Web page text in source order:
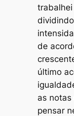
de
último
as
pensar